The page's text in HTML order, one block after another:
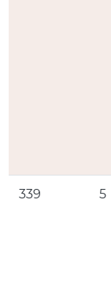
339 5